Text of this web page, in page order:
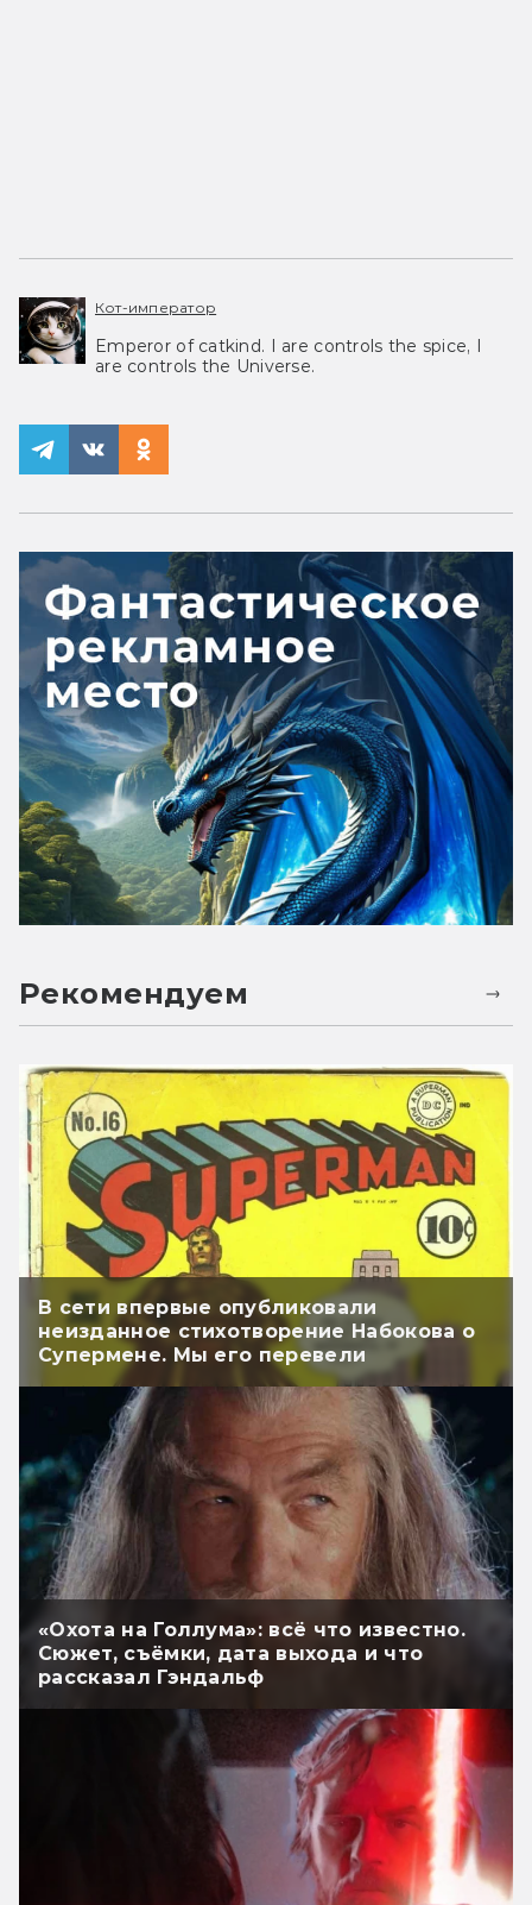
Кот-император
Emperor of catkind. I are controls the spice, I
are controls the Universe.
Рекомендуем
В сети впервые опубликовали
неизданное стихотворение Набокова о
Супермене. Мы его перевели
«Охота на Голлума»: всё что известно.
Сюжет, съёмки, дата выхода и что
рассказал Гэндальф